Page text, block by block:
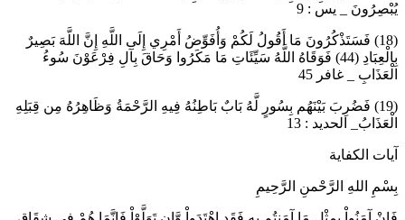
يُبْصِرُونَ _ يس : 9
(18) فَسَتَذْكُرُونَ مَا أَقُولُ لَكُمْ وَأُفَوِّضُ أَمْرِي إِلَى اللَّهِ إِنَّ اللَّهَ بَصِيرٌ
بِالْعِبَادِ (44) فَوَقَاهُ اللَّهُ سَيِّئَاتِ مَا مَكَرُوا وَحَاقَ بِآلِ فِرْعَوْنَ سُوءُ
الْعَذَابِ _ غافر 45
(19) فَضُرِبَ بَيْنَهُم بِسُورٍ لَّهُ بَابٌ بَاطِنُهُ فِيهِ الرَّحْمَةُ وَظَاهِرُهُ مِن قِبَلِهِ
الْعَذَابُ_ الحديد : 13
آيات الكفاية
بِسْمِ اللهِ الرَّحْمنِ الرَّحِيمِ